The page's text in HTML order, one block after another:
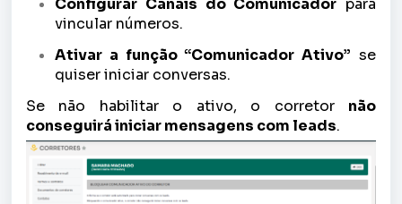
Configurar Canais do Comunicador para
vincular números.
Ativar a função “Comunicador Ativo” se
quiser iniciar conversas.
Se não habilitar o ativo, o corretor não
conseguirá iniciar mensagens com leads.